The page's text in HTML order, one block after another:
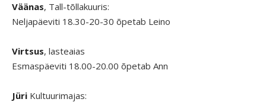
Väänas, Tall-tõllakuuris:
Neljapäeviti 18.30-20-30 õpetab Leino
Virtsus, lasteaias
Esmaspäeviti 18.00-20.00 õpetab Ann
Jüri Kultuurimajas: